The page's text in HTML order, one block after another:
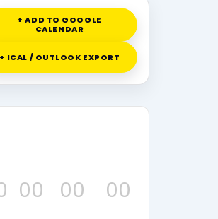
+ ADD TO GOOGLE
CALENDAR
+ ICAL / OUTLOOK EXPORT
00 00 00